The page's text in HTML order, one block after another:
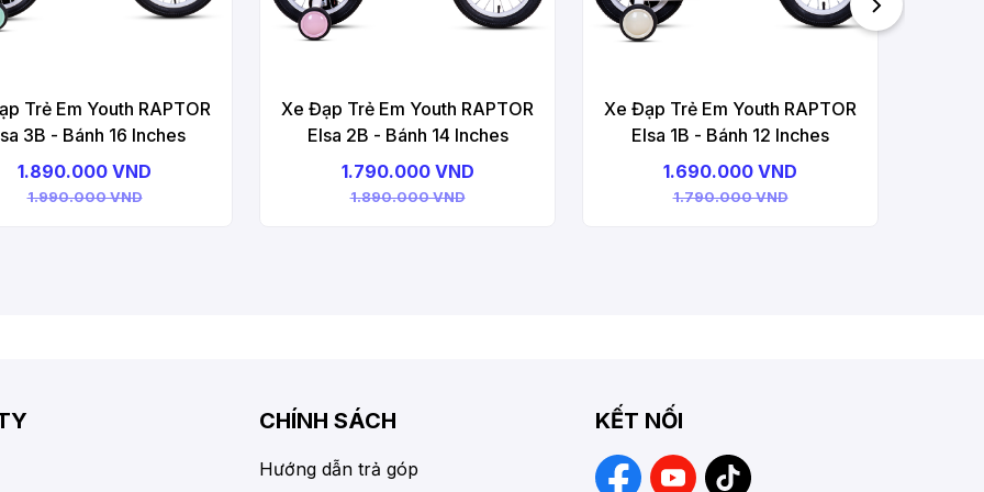
Trẻ Em Youth RAPTOR
3B - Bánh 16 Inches
1.890.000 VND
1.990.000 VND
Xe Đạp Trẻ Em Youth RAPTOR
Elsa 2B - Bánh 14 Inches
1.790.000 VND
1.890.000 VND
Xe Đạp Trẻ Em Youth RAPTOR
Elsa 1B - Bánh 12 Inches
1.690.000 VND
1.790.000 VND
CHÍNH SÁCH
Hướng dẫn trả góp
KẾT NỐI